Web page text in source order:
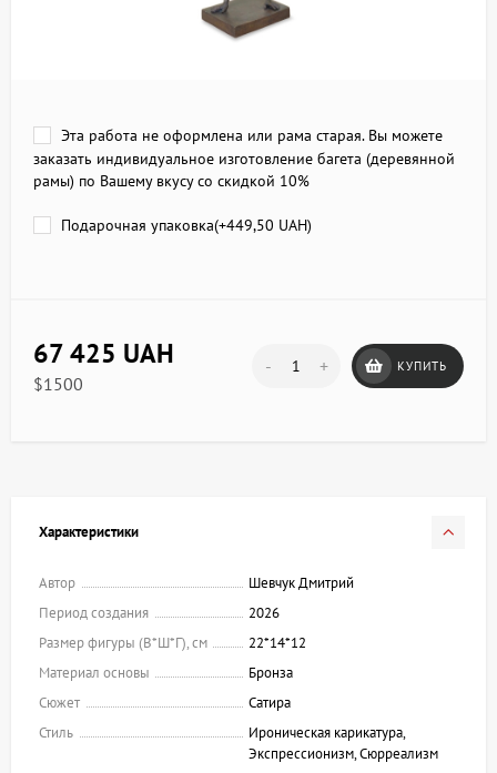
Эта работа не оформлена или рама старая. Вы можете
заказать индивидуальное изготовление багета (деревянной
рамы) по Вашему вкусу со скидкой 10%
Подарочная упаковка(+449,50 UAH)
67 425 UAH
$1500
- + КУПИТЬ
Характеристики
Автор
Шевчук Дмитрий
Период создания
2026
Размер фигуры (В*Ш*Г), см
22*14*12
Материал основы
Бронза
Сюжет
Сатира
Стиль
Ироническая карикатура,
Экспрессионизм, Сюрреализм